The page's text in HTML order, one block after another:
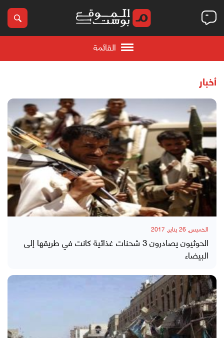
القائمة
أخبار
الخميس, 26 يناير, 2017
الحوثيون يصادرون 3 شحنات غذائية كانت في طريقها إلى
البيضاء